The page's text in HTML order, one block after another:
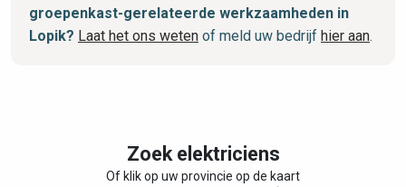
groepenkast-gerelateerde werkzaamheden in
Lopik? Laat het ons weten of meld uw bedrijf hier aan.
Zoek elektriciens
Of klik op uw provincie op de kaart